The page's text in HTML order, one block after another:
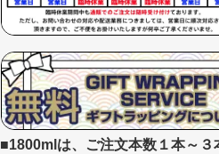
■1800mlは、ご注文本数１本～３